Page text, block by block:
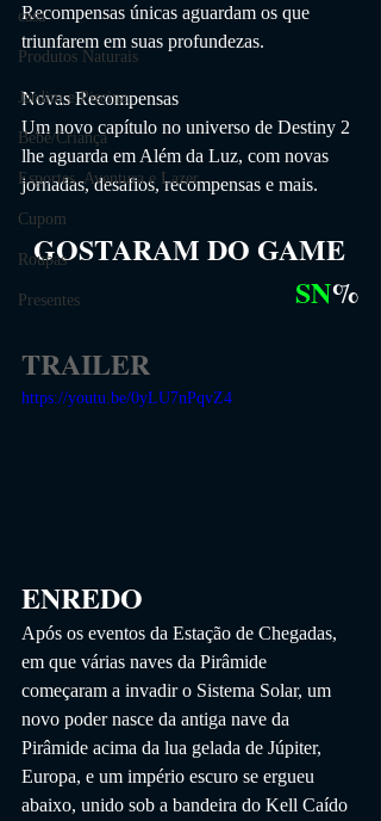
casa
Produtos Naturais
Jardim e Piscina
Bebê/Criança
Esportes, Aventura e Lazer
Cupom
Roupas
Presentes
Recompensas únicas aguardam os que
triunfarem em suas profundezas.
Novas Recompensas
Um novo capítulo no universo de Destiny 2
lhe aguarda em Além da Luz, com novas
jornadas, desafios, recompensas e mais.
GOSTARAM DO GAME
SN%
TRAILER
https://youtu.be/0yLU7nPqvZ4
ENREDO
Após os eventos da Estação de Chegadas,
em que várias naves da Pirâmide
começaram a invadir o Sistema Solar, um
novo poder nasce da antiga nave da
Pirâmide acima da lua gelada de Júpiter,
Europa, e um império escuro se ergueu
abaixo, unido sob a bandeira do Kell Caído